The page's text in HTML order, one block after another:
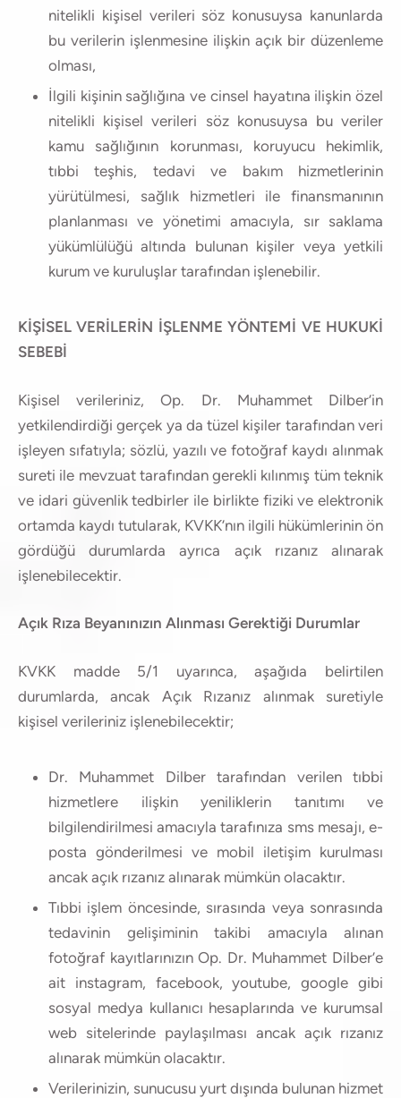
nitelikli kişisel verileri söz konusuysa kanunlarda
bu verilerin işlenmesine ilişkin açık bir düzenleme
olması,
İlgili kişinin sağlığına ve cinsel hayatına ilişkin özel
nitelikli kişisel verileri söz konusuysa bu veriler
kamu sağlığının korunması, koruyucu hekimlik,
tıbbi teşhis, tedavi ve bakım hizmetlerinin
yürütülmesi, sağlık hizmetleri ile finansmanının
planlanması ve yönetimi amacıyla, sır saklama
yükümlülüğü altında bulunan kişiler veya yetkili
kurum ve kuruluşlar tarafından işlenebilir.
KİŞİSEL VERİLERİN İŞLENME YÖNTEMİ VE HUKUKİ
SEBEBİ
Kişisel verileriniz, Op. Dr. Muhammet Dilber’in
yetkilendirdiği gerçek ya da tüzel kişiler tarafından veri
işleyen sıfatıyla; sözlü, yazılı ve fotoğraf kaydı alınmak
sureti ile mevzuat tarafından gerekli kılınmış tüm teknik
ve idari güvenlik tedbirler ile birlikte fiziki ve elektronik
ortamda kaydı tutularak, KVKK’nın ilgili hükümlerinin ön
gördüğü durumlarda ayrıca açık rızanız alınarak
işlenebilecektir.
Açık Rıza Beyanınızın Alınması Gerektiği Durumlar
KVKK madde 5/1 uyarınca, aşağıda belirtilen
durumlarda, ancak Açık Rızanız alınmak suretiyle
kişisel verileriniz işlenebilecektir;
Dr. Muhammet Dilber tarafından verilen tıbbi
hizmetlere ilişkin yeniliklerin tanıtımı ve
bilgilendirilmesi amacıyla tarafınıza sms mesajı, e-
posta gönderilmesi ve mobil iletişim kurulması
ancak açık rızanız alınarak mümkün olacaktır.
Tıbbi işlem öncesinde, sırasında veya sonrasında
tedavinin gelişiminin takibi amacıyla alınan
fotoğraf kayıtlarınızın Op. Dr. Muhammet Dilber’e
ait instagram, facebook, youtube, google gibi
sosyal medya kullanıcı hesaplarında ve kurumsal
web sitelerinde paylaşılması ancak açık rızanız
alınarak mümkün olacaktır.
Verilerinizin, sunucusu yurt dışında bulunan hizmet